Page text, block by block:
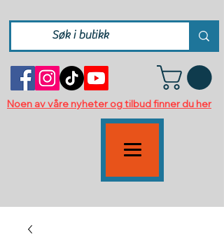
Noen av våre nyheter og tilbud finner du her